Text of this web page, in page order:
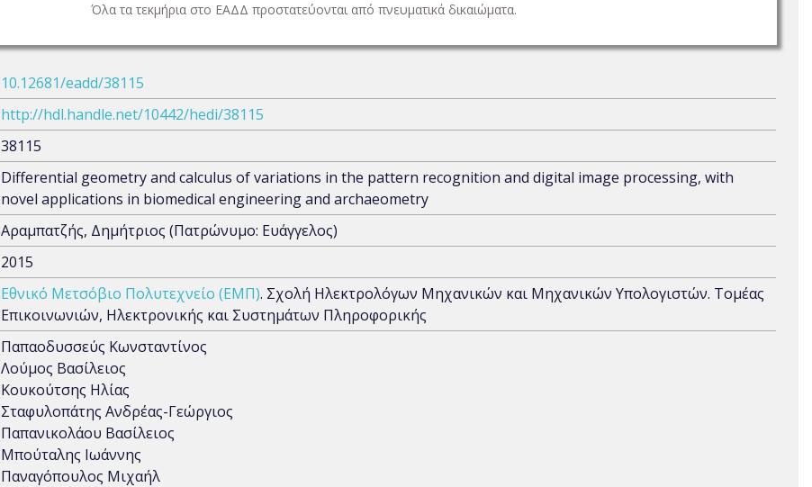
Όλα τα τεκμήρια στο ΕΑΔΔ προστατεύονται από πνευματικά δικαιώματα.
10.12681/eadd/38115
http://hdl.handle.net/10442/hedi/38115
38115
Differential geometry and calculus of variations in the pattern recognition and digital image processing, with
novel applications in biomedical engineering and archaeometry
Αραμπατζής, Δημήτριος (Πατρώνυμο: Ευάγγελος)
2015
Εθνικό Μετσόβιο Πολυτεχνείο (ΕΜΠ). Σχολή Ηλεκτρολόγων Μηχανικών και Μηχανικών Υπολογιστών. Τομέας
Επικοινωνιών, Ηλεκτρονικής και Συστημάτων Πληροφορικής
Παπαοδυσσεύς Κωνσταντίνος
Λούμος Βασίλειος
Κουκούτσης Ηλίας
Σταφυλοπάτης Ανδρέας-Γεώργιος
Παπανικολάου Βασίλειος
Μπούταλης Ιωάννης
Παναγόπουλος Μιχαήλ